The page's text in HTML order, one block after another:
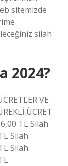
sitemizde
silah
2024?
VE
ÜCRET
TL Silah
Silah
Silah